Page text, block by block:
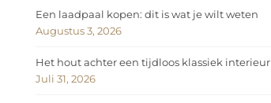
Een laadpaal kopen: dit is wat je wilt weten
Augustus 3, 2026
Het hout achter een tijdloos klassiek interieur
Juli 31, 2026